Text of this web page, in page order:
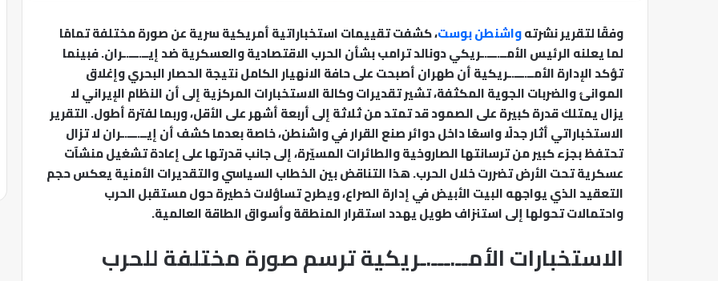
وفقًا لتقرير نشرتهواشنطن بوست، كشفت تقييمات استخباراتية أمريكية سرية عن صورة مختلفة تمامًا
لما يعلنه الرئيس الأمــ.ـــ.ـريكي دونالد ترامب بشأن الحرب الاقتصادية والعسكرية ضد إيــ.ـــ.ـران. فبينما
تؤكد الإدارة الأمــ.ـــ.ـريكية أن طهران أصبحت على حافة الانهيار الكامل نتيجة الحصار البحري وإغلاق
الموانئ والضربات الجوية المكثفة، تشير تقديرات وكالة الاستخبارات المركزية إلى أن النظام الإيراني لا
يزال يمتلك قدرة كبيرة على الصمود قد تمتد من ثلاثة إلى أربعة أشهر على الأقل، وربما لفترة أطول. التقرير
الاستخباراتي أثار جدلًا واسعًا داخل دوائر صنع القرار في واشنطن، خاصة بعدما كشف أن إيــ.ـــ.ـران لا تزال
تحتفظ بجزء كبير من ترسانتها الصاروخية والطائرات المسيّرة، إلى جانب قدرتها على إعادة تشغيل منشآت
عسكرية تحت الأرض تضررت خلال الحرب. هذا التناقض بين الخطاب السياسي والتقديرات الأمنية يعكس حجم
التعقيد الذي يواجهه البيت الأبيض في إدارة الصراع، ويطرح تساؤلات خطيرة حول مستقبل الحرب
واحتمالات تحولها إلى استنزاف طويل يهدد استقرار المنطقة وأسواق الطاقة العالمية.
الاستخبارات الأمــ.ـــ.ـريكية ترسم صورة مختلفة للحرب